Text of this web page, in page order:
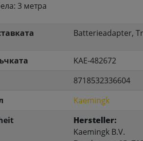
3 метра
Batterieadapter,
KAE-482672
8718532336604
Kaemingk
Hersteller:
Kaemingk B.V.